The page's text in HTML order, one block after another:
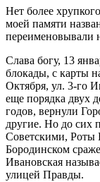
Нет более
моей памяти
переименовывали
Слава богу, 13
блокады, с карты
Октября, ул. 3-го
еще порядка двух
годов, вернули
другие. Но до сих
Советскими, Роты
Бородинском
Ивановская
улицей Правды.